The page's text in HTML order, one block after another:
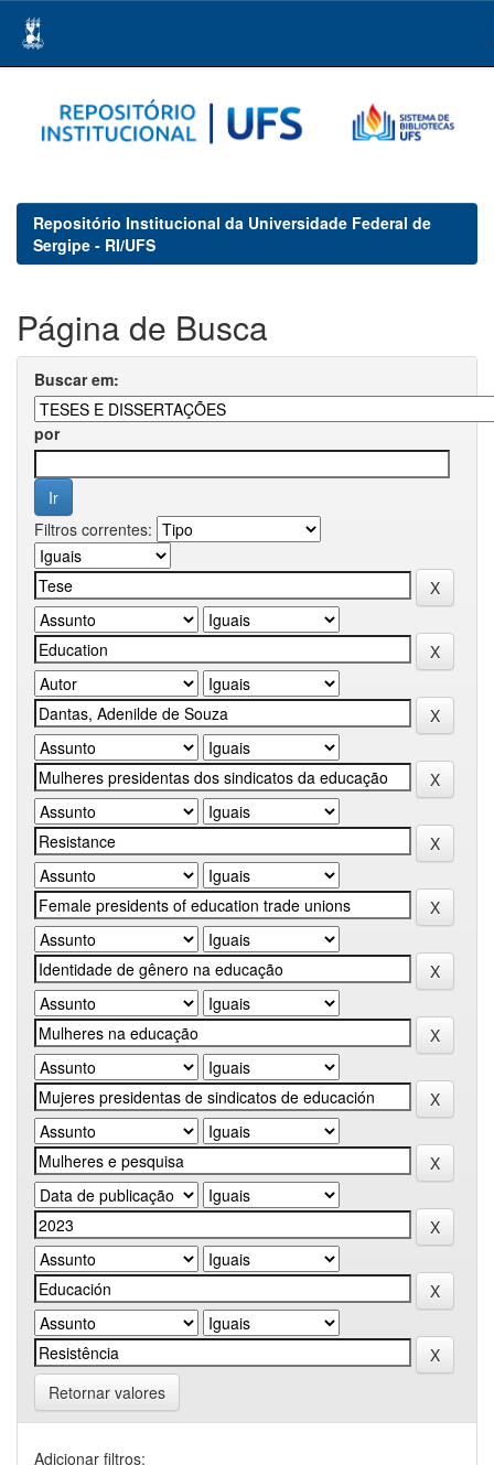
navigation
Repositório Institucional da Universidade Federal de
Sergipe - RI/UFS
Página de Busca
Buscar em:
por
Filtros correntes:
Retornar valores
Adicionar filtros: